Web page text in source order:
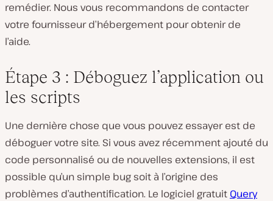
remédier. Nous vous recommandons de contacter
votre fournisseur d’hébergement pour obtenir de
l’aide.
Étape 3 : Déboguez l’application ou
les scripts
Une dernière chose que vous pouvez essayer est de
déboguer votre site. Si vous avez récemment ajouté du
code personnalisé ou de nouvelles extensions, il est
possible qu’un simple bug soit à l’origine des
problèmes d’authentification. Le logiciel gratuit Query